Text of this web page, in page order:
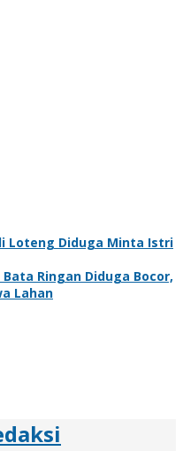
Loteng Diduga Minta Istri
Ringan Diduga Bocor,
Lahan